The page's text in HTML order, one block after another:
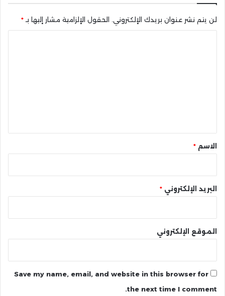
لن يتم نشر عنوان بريدك الإلكتروني. الحقول الإلزامية مشار إليها بـ*
* الاسم *
البريد الإلكتروني *
الموقع الإلكتروني
Save my name, email, and website in this browser for
the next time I comment.